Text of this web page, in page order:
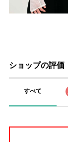
ショップの評価
すべて